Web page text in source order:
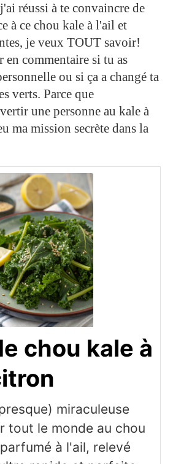
réussi à te convaincre de
à ce chou kale à l'ail et
je veux TOUT savoir!
en commentaire si tu as
ou si ça a changé ta
verts. Parce que
une personne au kale à
ma mission secrète dans la
chou kale à
miraculeuse
tout le monde au chou
à l'ail, relevé